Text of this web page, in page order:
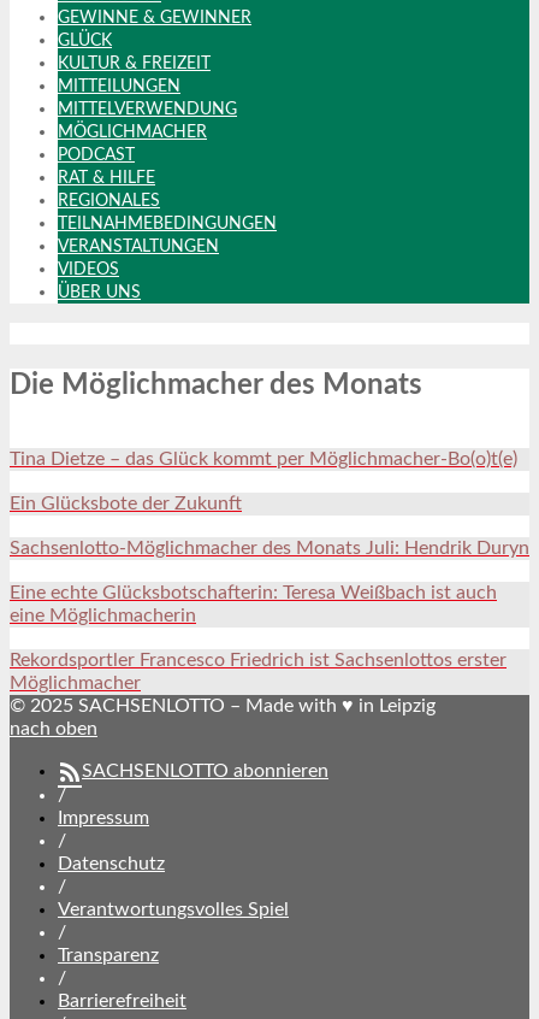
GEWINNE & GEWINNER
GLÜCK
KULTUR & FREIZEIT
MITTEILUNGEN
MITTELVERWENDUNG
MÖGLICHMACHER
PODCAST
RAT & HILFE
REGIONALES
TEILNAHMEBEDINGUNGEN
VERANSTALTUNGEN
VIDEOS
ÜBER UNS
Die Möglichmacher des Monats
Tina Dietze – das Glück kommt per Möglichmacher-Bo(o)t(e)
Ein Glücksbote der Zukunft
Sachsenlotto-Möglichmacher des Monats Juli: Hendrik Duryn
Eine echte Glücksbotschafterin: Teresa Weißbach ist auch
eine Möglichmacherin
Rekordsportler Francesco Friedrich ist Sachsenlottos erster
Möglichmacher
© 2025 SACHSENLOTTO – Made with ♥ in Leipzig
nach oben
SACHSENLOTTO abonnieren
/
Impressum
/
Datenschutz
/
Verantwortungsvolles Spiel
/
Transparenz
/
Barrierefreiheit